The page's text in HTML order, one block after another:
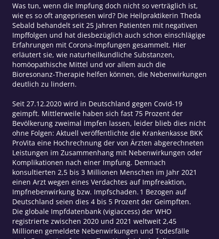
Was tun, wenn die Impfung doch nicht so verträglich ist,
wie es so oft angepriesen wird? Die Heilpraktikerin Theda
Sebald behandelt seit 25 Jahren Patienten mit negativen
Impffolgen und hat diesbezüglich auch schon einschlägige
Erfahrungen mit Corona-Impfungen gesammelt. Hier
erläutert sie, wie naturheilkundliche Substanzen,
homöopathische Mittel und vor allem auch die
Bioresonanz-Therapie helfen können, die Nebenwirkungen
deutlich zu lindern.
Seit 27.12.2020 wird in Deutschland gegen Covid-19
geimpft. Mittlerweile haben sich fast 75 Prozent der
Bevölkerung zweimal impfen lassen, leider blieb dies nicht
ohne Folgen: Aktuell veröffentlichte die Krankenkasse BKK
ProVita eine Hochrechnung der von Ärzten abgerechneten
Leistungen im Zusammenhang mit Nebenwirkungen oder
Komplikationen nach einer Impfung. Demnach
konsultierten 2,5 bis 3 Millionen Menschen im Jahr 2021
einen Arzt wegen eines Verdachtes auf Impfreaktion,
Impfnebenwirkung bzw. Impfschaden. 1 Bezogen auf
Deutschland seien dies 4 bis 5 Prozent der Geimpften.
Die globale Impfdatenbank (vigiaccess) der WHO
registrierte zwischen 2020 und 2021 weltweit 2,45
Millionen gemeldete Nebenwirkungen und Todesfälle